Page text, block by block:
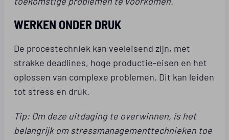
WERKEN ONDER DRUK
De procestechniek kan veeleisend zijn, met
strakke deadlines, hoge productie-eisen en het
oplossen van complexe problemen. Dit kan leiden
tot stress en druk.
Tip: Om deze uitdaging te overwinnen, is het
belangrijk om stressmanagementtechnieken toe